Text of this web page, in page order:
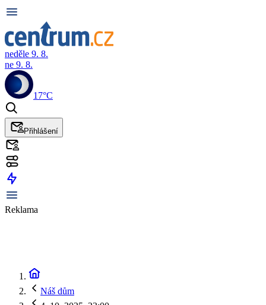
neděle 9. 8.
ne 9. 8.
17°C
Přihlášení
Reklama
Náš dům